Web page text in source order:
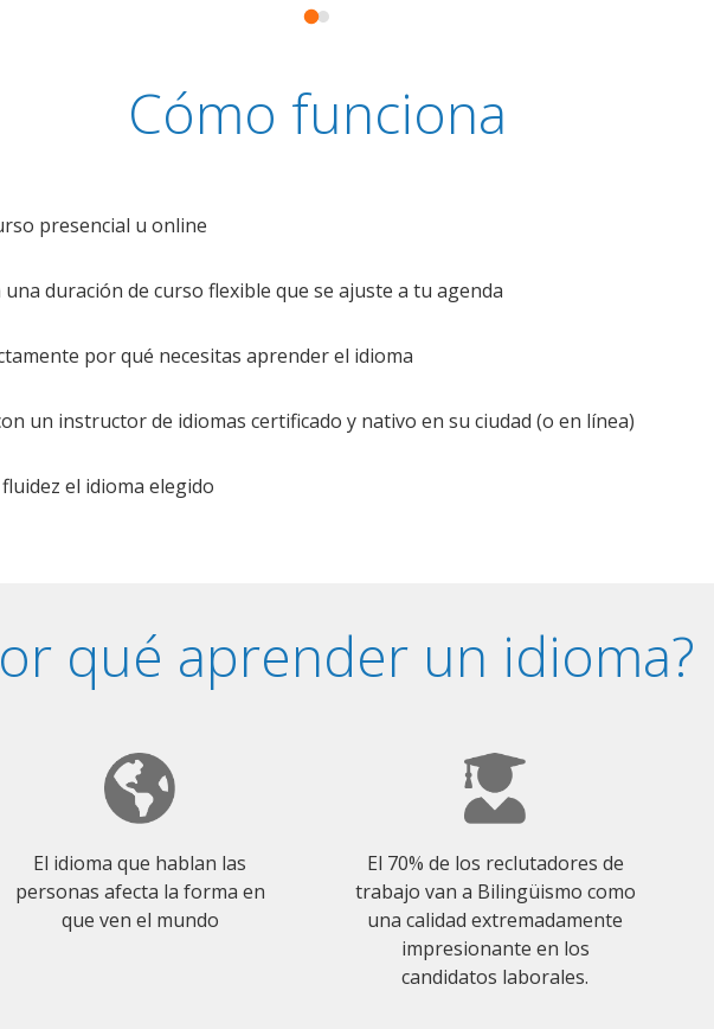
Cómo funciona
presencial u online
una duración de curso flexible que se ajuste a tu agenda
por qué necesitas aprender el idioma
un instructor de idiomas certificado y nativo en su ciudad (o en línea)
el idioma elegido
qué aprender un idioma?
El idioma que hablan las
personas afecta la forma en
que ven el mundo
El 70% de los reclutadores de
trabajo van a Bilingüismo como
una calidad extremadamente
impresionante en los
candidatos laborales.